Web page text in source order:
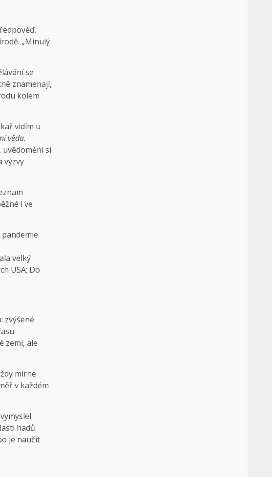
„Minulý
se
znamenají,
kolem
vidím u
věda.
si
výzvy
i ve
velký
USA; Do
zvýšené
zemi, ale
mírné
v každém
hadů.
je naučit